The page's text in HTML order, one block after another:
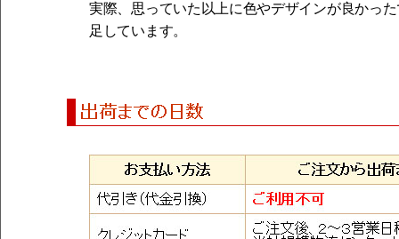
実際、思っていた以上に色やデザインが良かっ
足しています。